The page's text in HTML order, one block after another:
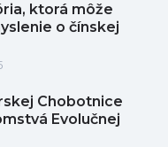
ktorá môže
o čínskej
Chobotnice
Evolučnej